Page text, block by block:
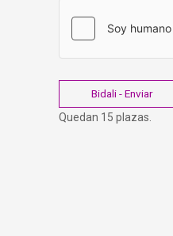
Quedan 15 plazas.